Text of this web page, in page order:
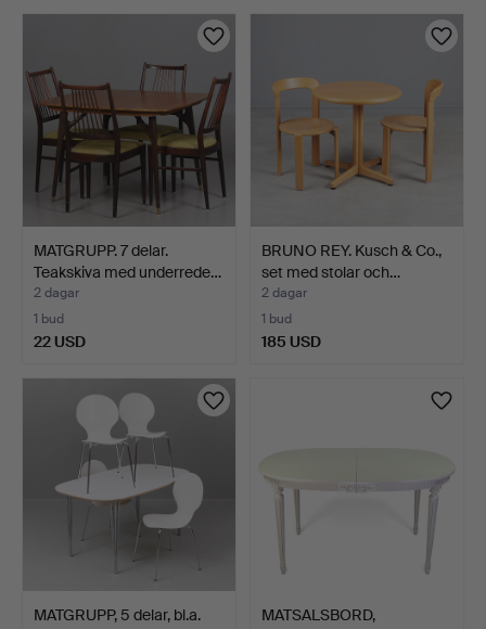
MATGRUPP. 7 delar.
Teakskiva med underrede…
2 dagar
1 bud
22 USD
BRUNO REY. Kusch & Co.,
set med stolar och…
2 dagar
1 bud
185 USD
MATGRUPP, 5 delar, bl.a.
MATSALSBORD,